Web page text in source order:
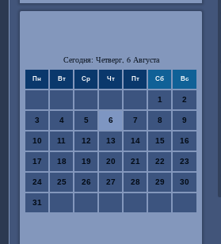
Сегодня: Четверг, 6 Августа
Пн Вт Ср Чт Пт Сб Вс
1 2
3 4 5 6 7 8 9
10 11 12 13 14 15 16
17 18 19 20 21 22 23
24 25 26 27 28 29 30
31